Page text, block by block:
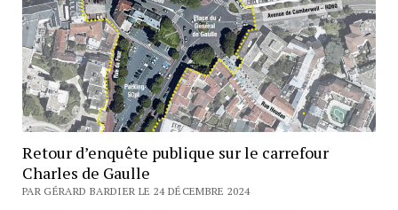
Retour d’enquête publique sur le carrefour
Charles de Gaulle
PAR GÉRARD BARDIER LE 24 DÉCEMBRE 2024